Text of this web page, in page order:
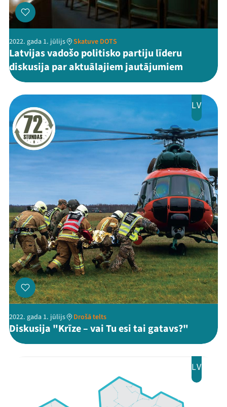
Mana programma
Festivāls
Arhīvs
Viņi bija LAMPĀ 2026
Veikals
Kontakti
ThreadsFacebookYoutube
X Instagram
Flick TikTok
2022. gada 1. jūlijs Skatuve DOTS
Latvijas vadošo politisko partiju līderu
diskusija par aktuālajiem jautājumiem
LV
2022. gada 1. jūlijs Drošā telts
Diskusija "Krīze – vai Tu esi tai gatavs?"
LV